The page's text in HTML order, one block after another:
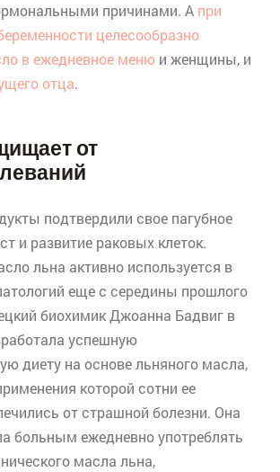
причинами. А при
целесообразно
в ежедневное меню и женщины, и
отца.
от
подтвердили свое пагубное
и развитие раковых клеток.
льна активно используется в
еще с середины прошлого
биохимикДжоанна Бадвиг в
успешную
диету на основе льняного масла,
которой сотни ее
от страшной болезни. Она
больным ежедневно употреблять
масла льна,